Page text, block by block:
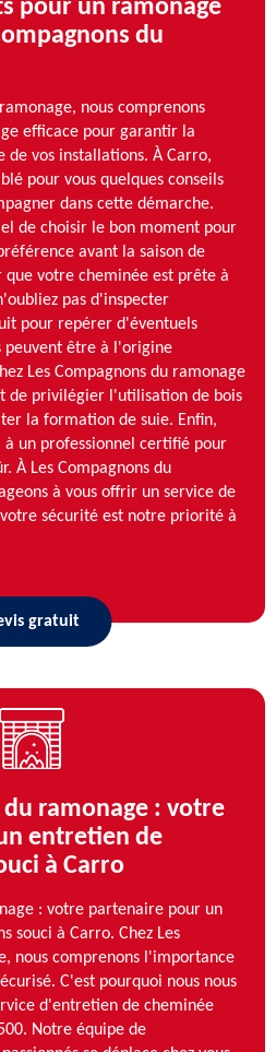
pour un ramonage
du
nous comprenons
efficace pour garantir la
vos installations. À Carro,
pour vous quelques conseils
dans cette démarche.
de choisir le bon moment pour
avant la saison de
que votre cheminée est prête à
pas d'inspecter
pour repérer d'éventuels
peuvent être à l'origine
Les Compagnons du ramonage
de privilégier l'utilisation de bois
la formation de suie. Enfin,
à un professionnel certifié pour
À Les Compagnons du
à vous offrir un service de
sécurité est notre priorité à
gratuit
du ramonage : votre
entretien de
à Carro
: votre partenaire pour un
souci à Carro. Chez Les
nous comprenons l'importance
C'est pourquoi nous nous
d'entretien de cheminée
Notre équipe de